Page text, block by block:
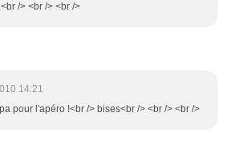
/> <br /> <br />
14:21
pour l'apéro !<br /> bises<br /> <br /> <br />